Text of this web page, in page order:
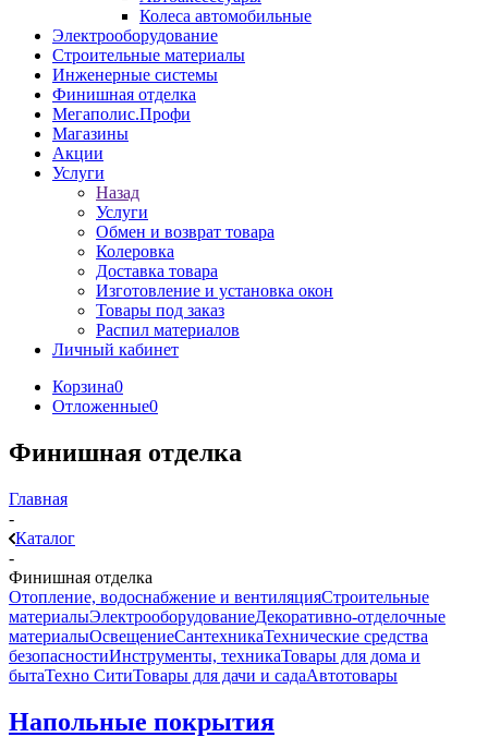
Колеса автомобильные
Электрооборудование
Строительные материалы
Инженерные системы
Финишная отделка
Мегаполис.Профи
Магазины
Акции
Услуги
Назад
Услуги
Обмен и возврат товара
Колеровка
Доставка товара
Изготовление и установка окон
Товары под заказ
Распил материалов
Личный кабинет
Корзина0
Отложенные0
Финишная отделка
Главная
-
Каталог
-
Финишная отделка
Отопление, водоснабжение и вентиляцияСтроительные
материалыЭлектрооборудованиеДекоративно-отделочные
материалыОсвещениеСантехникаТехнические средства
безопасностиИнструменты, техникаТовары для дома и
бытаТехно СитиТовары для дачи и садаАвтотовары
Напольные покрытия